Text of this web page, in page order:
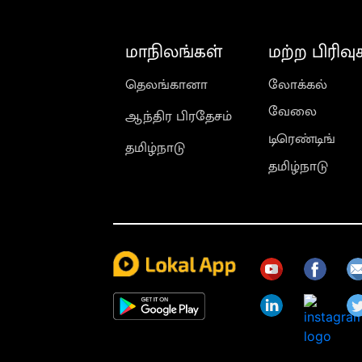
மாநிலங்கள்
தெலங்கானா
ஆந்திர பிரதேசம்
தமிழ்நாடு
மற்ற
லோக்கல்
வேலை
டிரெண்டிங்
தமிழ்நாடு